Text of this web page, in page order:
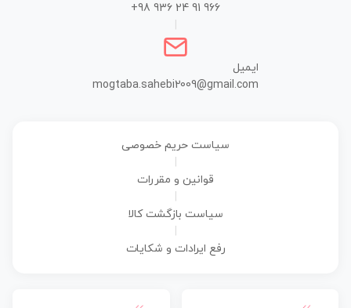
+98 936 24 91 966
ایمیل
mogtaba.sahebi2009@gmail.com
سیاست حریم خصوصی
قوانین و مقررات
سیاست بازگشت کالا
رفع ایرادات و شکایات